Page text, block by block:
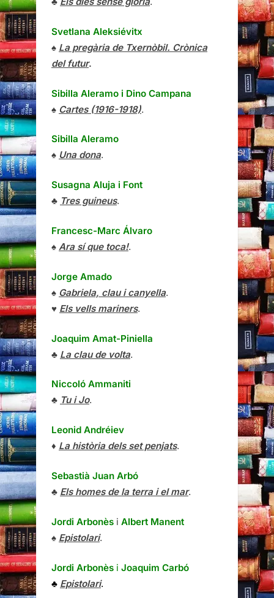
Svetlana Aleksiévitx
♠ La pregària de Txernòbil. Crònica
del futur.
Sibilla Aleramo i Dino Campana
♠ Cartes (1916-1918).
Sibilla Aleramo
♠ Una dona.
Susagna Aluja i Font
♣ Tres guineus.
Francesc-Marc Álvaro
♠ Ara sí que toca!.
Jorge Amado
♠ Gabriela, clau i canyella.
♥ Els vells mariners.
Joaquim Amat-Piniella
♣ La clau de volta.
Niccoló Ammaniti
♣ Tu i Jo.
Leonid Andréiev
♦ La història dels set penjats.
Sebastià Juan Arbó
♣ Els homes de la terra i el mar.
Jordi Arbonès i Albert Manent
♠ Epistolari.
Jordi Arbonès i Joaquim Carbó
♣ Epistolari.